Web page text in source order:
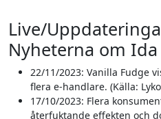
Live/
Nyheterna om
22/11/2023: Vanilla Fudge
flera e-handlare. (Källa:
17/10/2023: Flera
återfuktande effekten och